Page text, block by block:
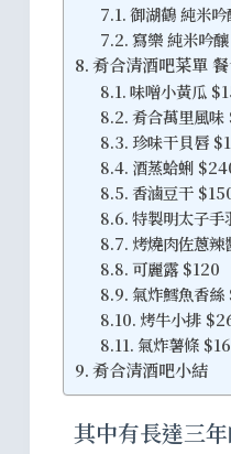
御湖鶴 純米
寫樂 純米吟
肴合清酒吧菜單
味噌小黃瓜
肴合萬里風味
珍味干貝唇
酒蒸蛤蜊
香滷豆干
特製明太子手
烤燒肉佐蔥
可麗露 $120
氣炸鱈魚香絲
烤牛小排
氣炸薯條
肴合清酒吧小結
其中有長達三